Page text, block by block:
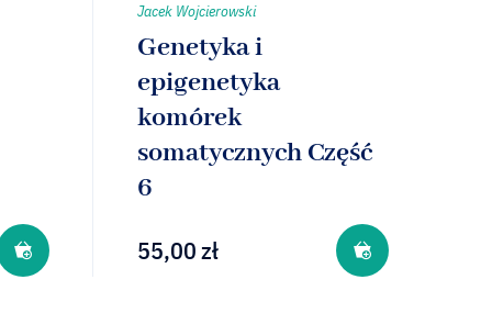
Jacek Wojcierowski
Genetyka i
epigenetyka
komórek
somatycznych Część
6
55,00zł